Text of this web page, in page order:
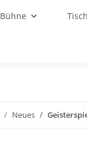
Bühne Tisch
Neues